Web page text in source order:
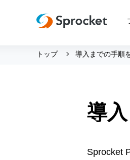
トップ 導入までの手順
導
Sprocket